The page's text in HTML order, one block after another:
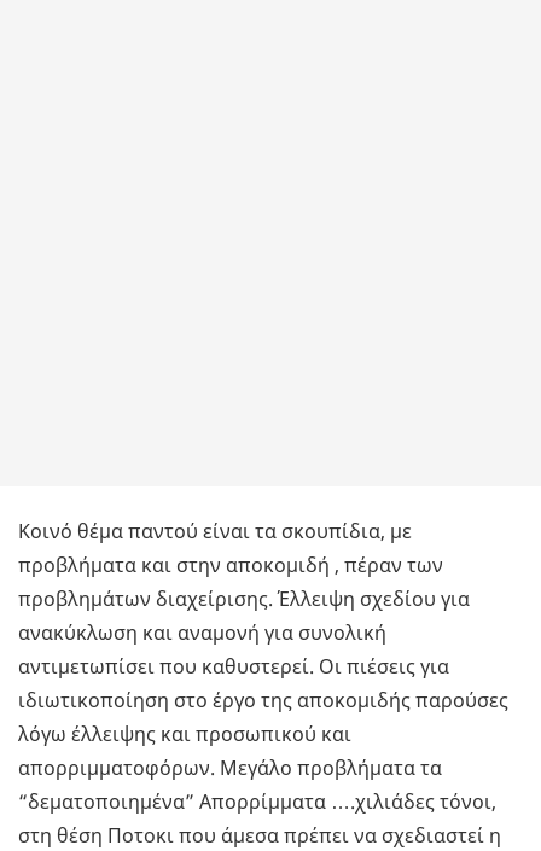
Κοινό θέμα παντού είναι τα σκουπίδια, με
προβλήματα και στην αποκομιδή , πέραν των
προβλημάτων διαχείρισης. Έλλειψη σχεδίου για
ανακύκλωση και αναμονή για συνολική
αντιμετωπίσει που καθυστερεί. Οι πιέσεις για
ιδιωτικοποίηση στο έργο της αποκομιδής παρούσες
λόγω έλλειψης και προσωπικού και
απορριμματοφόρων. Μεγάλο προβλήματα τα
“δεματοποιημένα” Απορρίμματα ….χιλιάδες τόνοι,
στη θέση Ποτοκι που άμεσα πρέπει να σχεδιαστεί η